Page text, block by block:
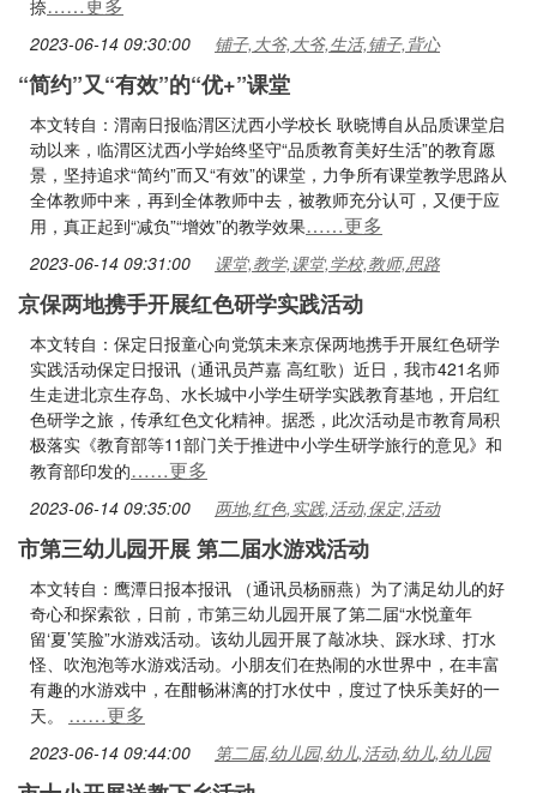
捺
2023-06-14 09:30:00 铺子,大爷,大爷,生活,铺子,背心
“简约”又“有效”的“优+”课堂
本文转自：渭南日报临渭区沋西小学校长 耿晓博自从品质课堂启
动以来，临渭区沋西小学始终坚守“品质教育美好生活”的教育愿
景，坚持追求“简约”而又“有效”的课堂，力争所有课堂教学思路从
全体教师中来，再到全体教师中去，被教师充分认可，又便于应
用，真正起到“减负”“增效”的教学效果……更多
2023-06-14 09:31:00 课堂,教学,课堂,学校,教师,思路
京保两地携手开展红色研学实践活动
本文转自：保定日报童心向党筑未来京保两地携手开展红色研学
实践活动保定日报讯（通讯员芦嘉 高红歌）近日，我市421名师
生走进北京生存岛、水长城中小学生研学实践教育基地，开启红
色研学之旅，传承红色文化精神。据悉，此次活动是市教育局积
极落实《教育部等11部门关于推进中小学生研学旅行的意见》和
教育部印发的……更多
2023-06-14 09:35:00 两地,红色,实践,活动,保定,活动
市第三幼儿园开展 第二届水游戏活动
本文转自：鹰潭日报本报讯 （通讯员杨丽燕）为了满足幼儿的好
奇心和探索欲，日前，市第三幼儿园开展了第二届“水悦童年
留‘夏’笑脸”水游戏活动。该幼儿园开展了敲冰块、踩水球、打水
怪、吹泡泡等水游戏活动。小朋友们在热闹的水世界中，在丰富
有趣的水游戏中，在酣畅淋漓的打水仗中，度过了快乐美好的一
天。 ……更多
2023-06-14 09:44:00 第二届,幼儿园,幼儿,活动,幼儿,幼儿园